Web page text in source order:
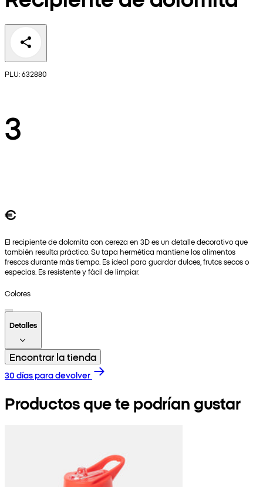
PLU: 632880
3
€
El recipiente de dolomita con cereza en 3D es un detalle decorativo que
también resulta práctico. Su tapa hermética mantiene los alimentos
frescos durante más tiempo. Es ideal para guardar dulces, frutos secos o
especias. Es resistente y fácil de limpiar.
Colores
Detalles
Encontrar la tienda
30 días para devolver
Productos que te podrían gustar